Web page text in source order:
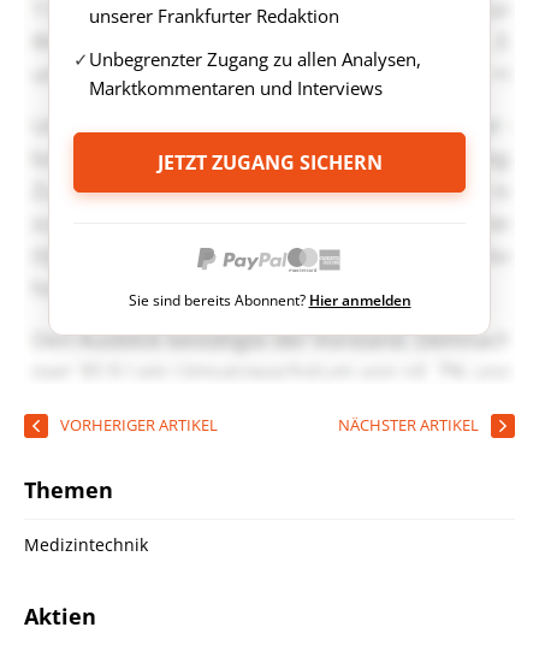
unserer Frankfurter Redaktion
Unbegrenzter Zugang zu allen Analysen,
Marktkommentaren und Interviews
JETZT ZUGANG SICHERN
Sie sind bereits Abonnent? Hier anmelden
VORHERIGER ARTIKEL NÄCHSTER ARTIKEL
Themen
Medizintechnik
Aktien